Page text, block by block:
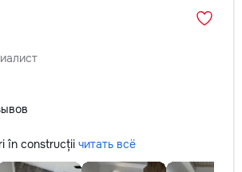
în construcții читать всё